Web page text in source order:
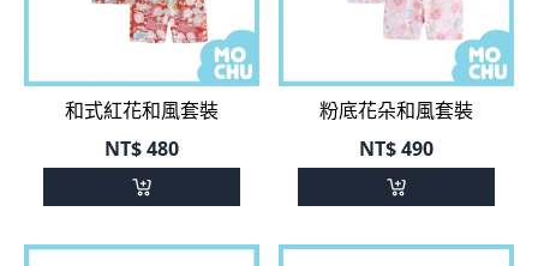
和式紅花和風套裝
NT$480
粉底花朵和風套裝
NT$490